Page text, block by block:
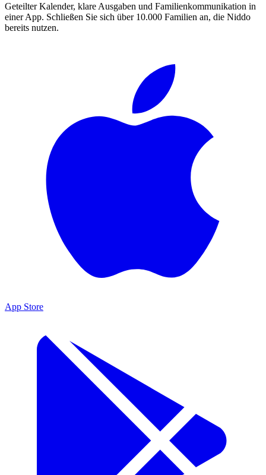
Geteilter Kalender, klare Ausgaben und Familienkommunikation in
einer App. Schließen Sie sich über 10.000 Familien an, die Niddo
bereits nutzen.
App Store